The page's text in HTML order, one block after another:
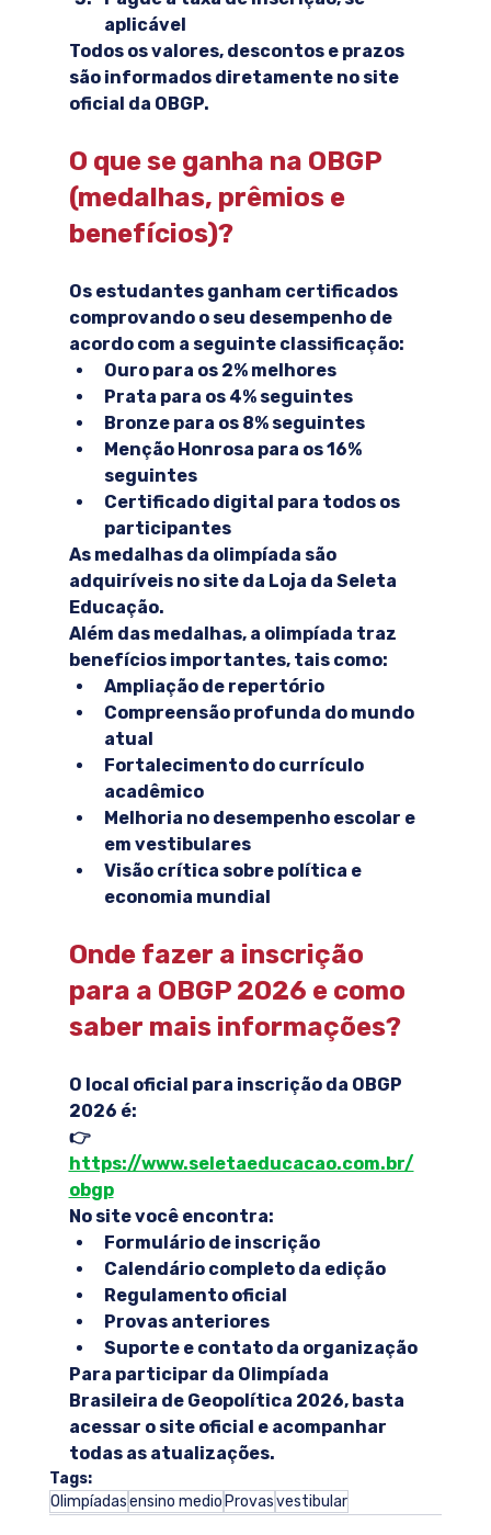
aplicável
Todos os valores, descontos e prazos
são informados diretamente no site
oficial da OBGP.
O que se ganha na OBGP
(medalhas, prêmios e
benefícios)?
Os estudantes ganham certificados
comprovando o seu desempenho de
acordo com a seguinte classificação:
Ouro para os 2% melhores
Prata para os 4% seguintes
Bronze para os 8% seguintes
Menção Honrosa para os 16%
seguintes
Certificado digital para todos os
participantes
As medalhas da olimpíada são
adquiríveis no site da Loja da Seleta
Educação.
Além das medalhas, a olimpíada traz
benefícios importantes, tais como:
Ampliação de repertório
Compreensão profunda do mundo
atual
Fortalecimento do currículo
acadêmico
Melhoria no desempenho escolar e
em vestibulares
Visão crítica sobre política e
economia mundial
Onde fazer a inscrição
para a OBGP 2026 e como
saber mais informações?
O local oficial para inscrição da OBGP
2026 é:
👉
https://www.seletaeducacao.com.br/
obgp
No site você encontra:
Formulário de inscrição
Calendário completo da edição
Regulamento oficial
Provas anteriores
Suporte e contato da organização
Para participar da Olimpíada
Brasileira de Geopolítica 2026, basta
acessar o site oficial e acompanhar
todas as atualizações.
Tags:
Olimpíadasensino medioProvasvestibular